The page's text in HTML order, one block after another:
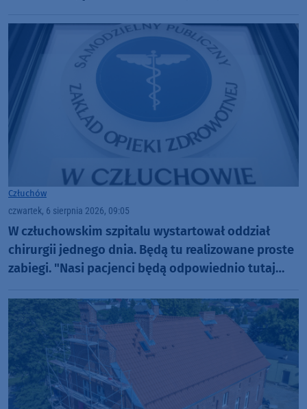
Człuchów
czwartek, 6 sierpnia 2026, 09:05
W człuchowskim szpitalu wystartował oddział
chirurgii jednego dnia. Będą tu realizowane proste
zabiegi. "Nasi pacjenci będą odpowiednio tutaj